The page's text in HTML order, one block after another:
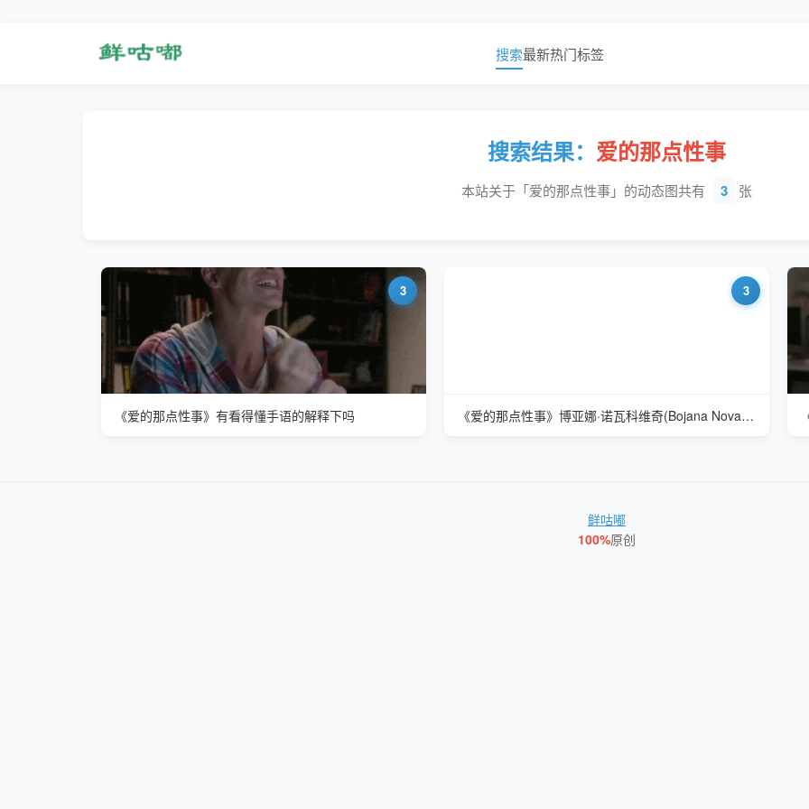
搜索最新热门标签
搜索结果： 爱的那点性事
本站关于「爱的那点性事」的动态图共有 3 张
3
《爱的那点性事》有看得懂手语的解释下吗
3
《爱的那点性事》博亚娜·诺瓦科维奇(Bojana Novakovic)
鲜咕嘟
100%原创